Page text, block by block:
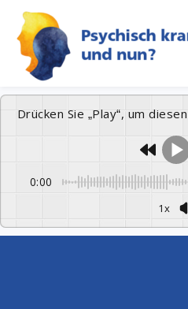
Drücken Sie „Play“, um
0:00
1x